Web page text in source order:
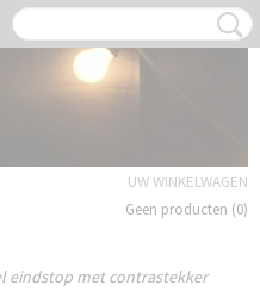
UW WINKELWAGEN
Geen producten (0)
eindstop met contrastekker